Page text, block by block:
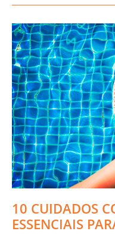
10 CUIDADOS
ESSENCIAIS